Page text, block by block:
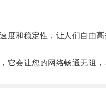
和稳定性，让人们自由高
会让您的网络畅通无阻，